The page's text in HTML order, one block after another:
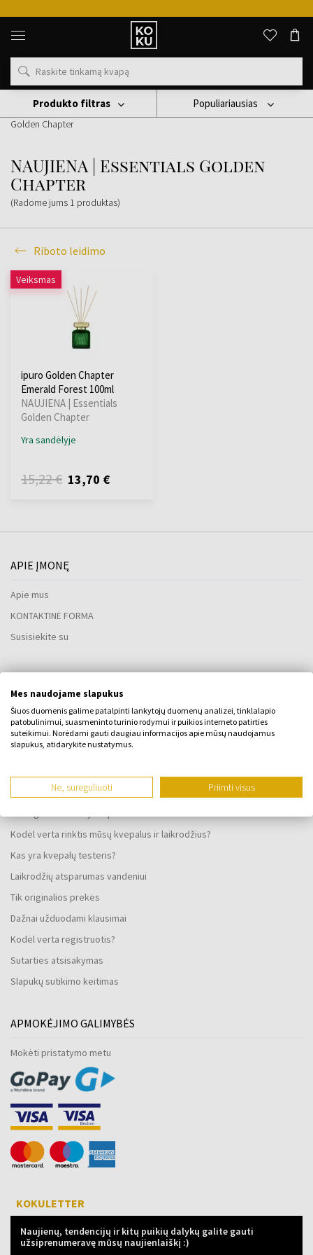
Originalūs
kvepalai
laikrodžiai
vienoje
Žvakės Ipuro Riboto Leidimo
NAUJIENA | Essentials
Golden Chapter
NAUJIENA | Essentials Golden
Chapter
(Radome jums 1 produktas)
Populiariausias
Riboto leidimo
Produkto filtras
Veiksmas
ipuro Golden Chapter
Emerald Forest 100ml
NAUJIENA | Essentials
Golden Chapter
Yra sandėlyje
15,22 € 13,70 €
APIE ĮMONĘ
Apie mus
KONTAKTINĖ FORMA
Susisiekite su
Lojalumo programa
Bendrosios sąlygos
Privatumo politika
Pristatymo būdas
Kodėl verta rinktis mūsų kvepalus ir laikrodžius?
Kas yra kvepalų testeris?
Laikrodžių atsparumas vandeniui
Tik originalios prekės
Dažnai užduodami klausimai
Kodėl verta registruotis?
Sutarties atsisakymas
Slapukų sutikimo keitimas
APMOKĖJIMO GALIMYBĖS
Mokėti pristatymo metu
KOKULETTER
Naujienų, tendencijų ir kitų puikių dalykų galite gauti
užsiprenumeravę mūsų naujienlaiškį :)
Mes naudojame slapukus
Šiuos duomenis galime patalpinti lankytojų duomenų analizei, tinklalapio
patobulinimui, suasmeninto turinio rodymui ir puikios interneto patirties
suteikimui. Norėdami gauti daugiau informacijos apie mūsų naudojamus
slapukus, atidarykite nustatymus.
Ne, sureguliuoti Priimti visus